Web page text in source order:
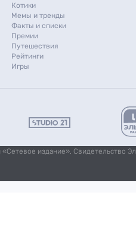
Котики
Мемы и тренды
Факты и списки
Премии
Путешествия
Рейтинги
Игры
издание». Свидетельство